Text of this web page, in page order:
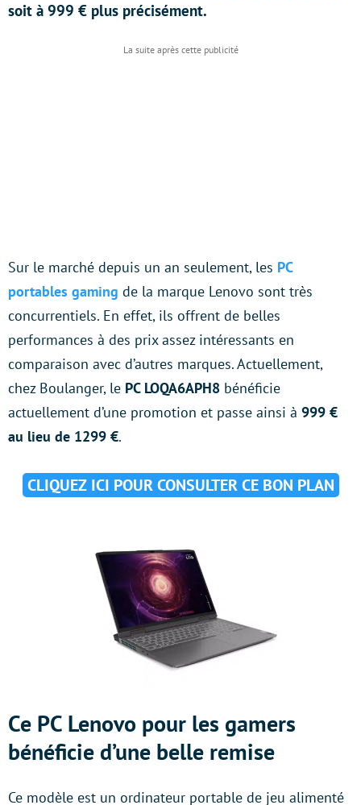
soit à 999 € plus précisément.
Sur le marché depuis un an seulement, les PC
portables gaming de la marque Lenovo sont très
concurrentiels. En effet, ils offrent de belles
performances à des prix assez intéressants en
comparaison avec d’autres marques. Actuellement,
chez Boulanger, le PC LOQA6APH8 bénéficie
actuellement d’une promotion et passe ainsi à 999 €
au lieu de 1299 €.
CLIQUEZ ICI POUR CONSULTER CE BON PLAN
Ce PC Lenovo pour les gamers
bénéficie d’une belle remise
Ce modèle est un ordinateur portable de jeu alimenté